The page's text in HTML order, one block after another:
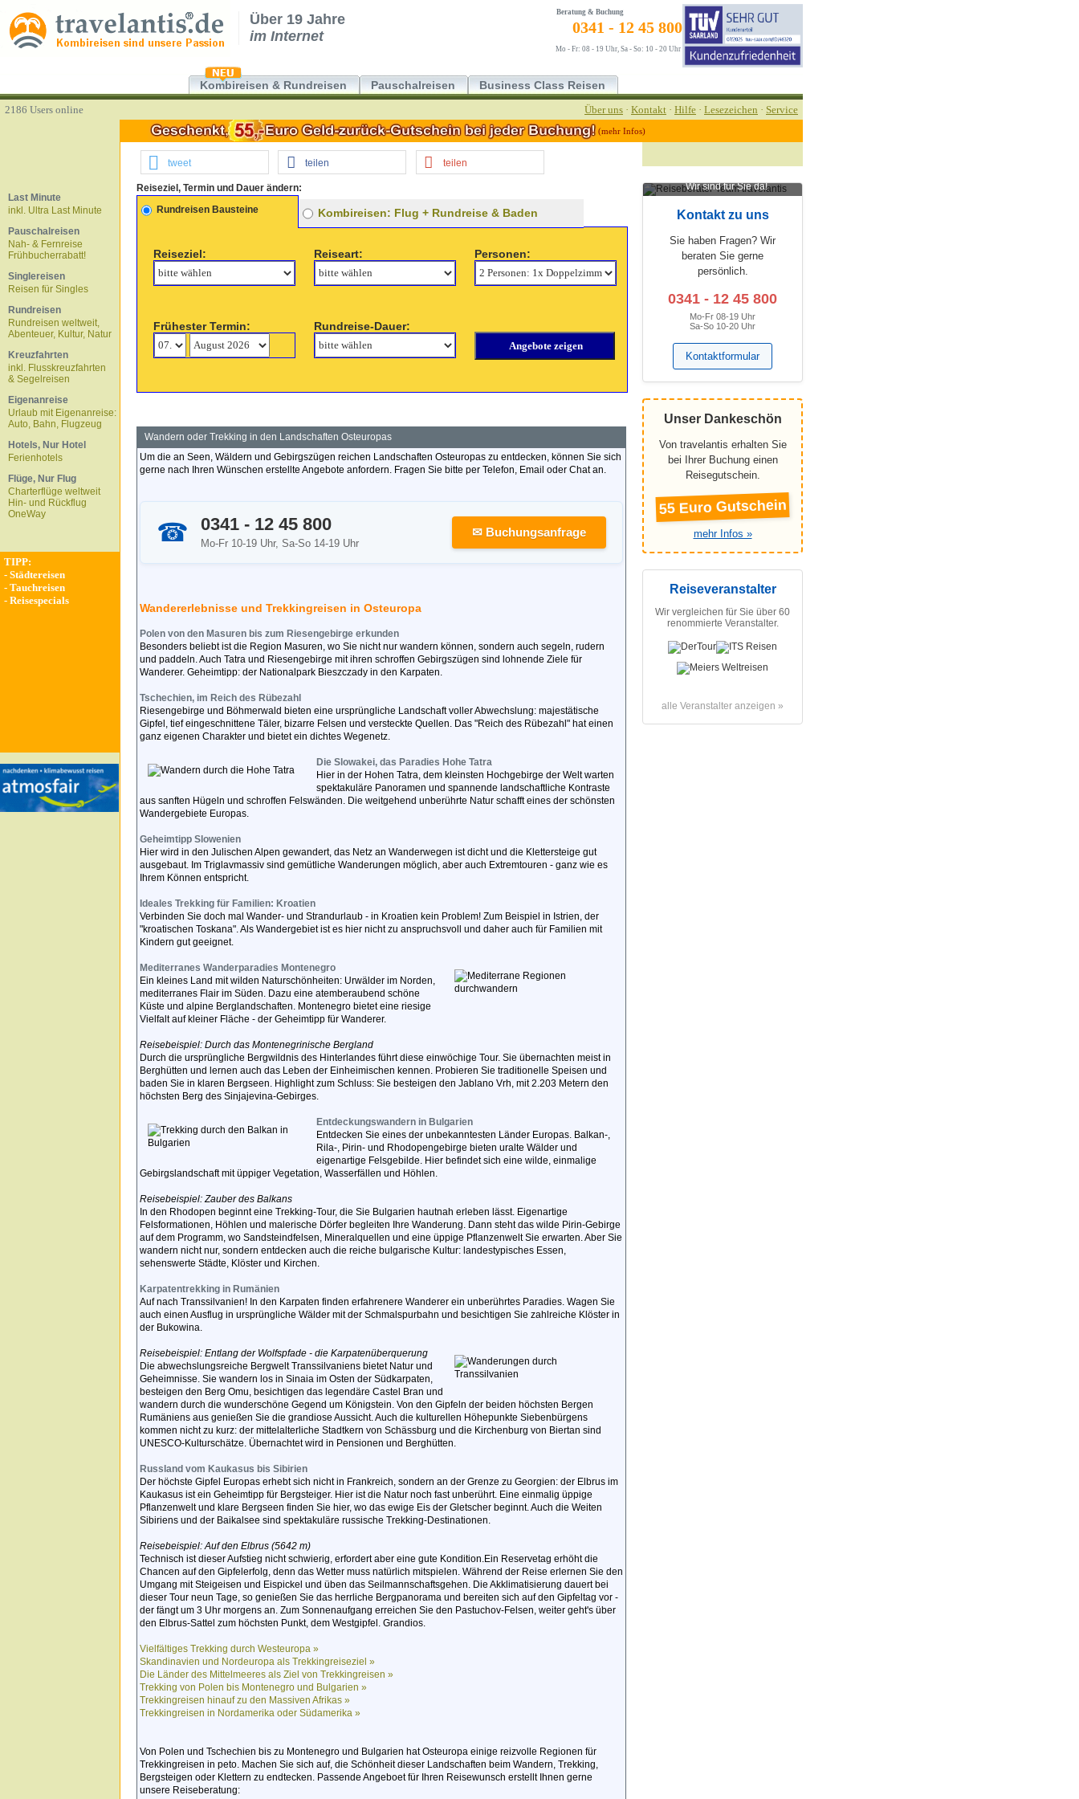
Über 19 Jahre
im Internet
Beratung & Buchung
0341 - 12 45 800
Mo - Fr: 08 - 19 Uhr, Sa - So: 10 - 20 Uhr
Kombireisen & Rundreisen Pauschalreisen Business Class Reisen
2186 Users online Über uns · Kontakt · Hilfe · Lesezeichen · Service
(mehr Infos)
tweet teilen teilen
Last Minute
inkl. Ultra Last Minute
Pauschalreisen
Nah- & Fernreise
Frühbucherrabatt!
Singlereisen
Reisen für Singles
Rundreisen
Rundreisen weltweit,
Abenteuer, Kultur, Natur
Kreuzfahrten
inkl. Flusskreuzfahrten
& Segelreisen
Eigenanreise
Urlaub mit Eigenanreise:
Auto, Bahn, Flugzeug
Hotels, Nur Hotel
Ferienhotels
Flüge, Nur Flug
Charterflüge weltweit
Hin- und Rückflug
OneWay
TIPP:
- Städtereisen
- Tauchreisen
- Reisespecials
Reiseziel, Termin und Dauer ändern:
Rundreisen Bausteine
Kombireisen: Flug + Rundreise & Baden
Reiseziel: Reiseart: Personen:
Frühester Termin: Rundreise-Dauer:
Wandern oder Trekking in den Landschaften Osteuropas
Um die an Seen, Wäldern und Gebirgszügen reichen Landschaften Osteuropas zu entdecken, können Sie sich
gerne nach Ihren Wünschen erstellte Angebote anfordern. Fragen Sie bitte per Telefon, Email oder Chat an.
☎ 0341 - 12 45 800
Mo-Fr 10-19 Uhr, Sa-So 14-19 Uhr
✉ Buchungsanfrage
Wandererlebnisse und Trekkingreisen in Osteuropa
Polen von den Masuren bis zum Riesengebirge erkunden
Besonders beliebt ist die Region Masuren, wo Sie nicht nur wandern können, sondern auch segeln, rudern
und paddeln. Auch Tatra und Riesengebirge mit ihren schroffen Gebirgszügen sind lohnende Ziele für
Wanderer. Geheimtipp: der Nationalpark Bieszczady in den Karpaten.
Tschechien, im Reich des Rübezahl
Riesengebirge und Böhmerwald bieten eine ursprüngliche Landschaft voller Abwechslung: majestätische
Gipfel, tief eingeschnittene Täler, bizarre Felsen und versteckte Quellen. Das "Reich des Rübezahl" hat einen
ganz eigenen Charakter und bietet ein dichtes Wegenetz.
Die Slowakei, das Paradies Hohe Tatra
Hier in der Hohen Tatra, dem kleinsten Hochgebirge der Welt warten
spektakuläre Panoramen und spannende landschaftliche Kontraste
aus sanften Hügeln und schroffen Felswänden. Die weitgehend unberührte Natur schafft eines der schönsten
Wandergebiete Europas.
Geheimtipp Slowenien
Hier wird in den Julischen Alpen gewandert, das Netz an Wanderwegen ist dicht und die Klettersteige gut
ausgebaut. Im Triglavmassiv sind gemütliche Wanderungen möglich, aber auch Extremtouren - ganz wie es
Ihrem Können entspricht.
Ideales Trekking für Familien: Kroatien
Verbinden Sie doch mal Wander- und Strandurlaub - in Kroatien kein Problem! Zum Beispiel in Istrien, der
"kroatischen Toskana". Als Wandergebiet ist es hier nicht zu anspruchsvoll und daher auch für Familien mit
Kindern gut geeignet.
Mediterranes Wanderparadies Montenegro
Ein kleines Land mit wilden Naturschönheiten: Urwälder im Norden,
mediterranes Flair im Süden. Dazu eine atemberaubend schöne
Küste und alpine Berglandschaften. Montenegro bietet eine riesige
Vielfalt auf kleiner Fläche - der Geheimtipp für Wanderer.
Reisebeispiel: Durch das Montenegrinische Bergland
Durch die ursprüngliche Bergwildnis des Hinterlandes führt diese einwöchige Tour. Sie übernachten meist in
Berghütten und lernen auch das Leben der Einheimischen kennen. Probieren Sie traditionelle Speisen und
baden Sie in klaren Bergseen. Highlight zum Schluss: Sie besteigen den Jablano Vrh, mit 2.203 Metern den
höchsten Berg des Sinjajevina-Gebirges.
Entdeckungswandern in Bulgarien
Entdecken Sie eines der unbekanntesten Länder Europas. Balkan-,
Rila-, Pirin- und Rhodopengebirge bieten uralte Wälder und
eigenartige Felsgebilde. Hier befindet sich eine wilde, einmalige
Gebirgslandschaft mit üppiger Vegetation, Wasserfällen und Höhlen.
Reisebeispiel: Zauber des Balkans
In den Rhodopen beginnt eine Trekking-Tour, die Sie Bulgarien hautnah erleben lässt. Eigenartige
Felsformationen, Höhlen und malerische Dörfer begleiten Ihre Wanderung. Dann steht das wilde Pirin-Gebirge
auf dem Programm, wo Sandsteindfelsen, Mineralquellen und eine üppige Pflanzenwelt Sie erwarten. Aber Sie
wandern nicht nur, sondern entdecken auch die reiche bulgarische Kultur: landestypisches Essen,
sehenswerte Städte, Klöster und Kirchen.
Karpatentrekking in Rumänien
Auf nach Transsilvanien! In den Karpaten finden erfahrenere Wanderer ein unberührtes Paradies. Wagen Sie
auch einen Ausflug in ursprüngliche Wälder mit der Schmalspurbahn und besichtigen Sie zahlreiche Klöster in
der Bukowina.
Reisebeispiel: Entlang der Wolfspfade - die Karpatenüberquerung
Die abwechslungsreiche Bergwelt Transsilvaniens bietet Natur und
Geheimnisse. Sie wandern los in Sinaia im Osten der Südkarpaten,
besteigen den Berg Omu, besichtigen das legendäre Castel Bran und
wandern durch die wunderschöne Gegend um Königstein. Von den Gipfeln der beiden höchsten Bergen
Rumäniens aus genießen Sie die grandiose Aussicht. Auch die kulturellen Höhepunkte Siebenbürgens
kommen nicht zu kurz: der mittelalterliche Stadtkern von Schässburg und die Kirchenburg von Biertan sind
UNESCO-Kulturschätze. Übernachtet wird in Pensionen und Berghütten.
Russland vom Kaukasus bis Sibirien
Der höchste Gipfel Europas erhebt sich nicht in Frankreich, sondern an der Grenze zu Georgien: der Elbrus im
Kaukasus ist ein Geheimtipp für Bergsteiger. Hier ist die Natur noch fast unberührt. Eine einmalig üppige
Pflanzenwelt und klare Bergseen finden Sie hier, wo das ewige Eis der Gletscher beginnt. Auch die Weiten
Sibiriens und der Baikalsee sind spektakuläre russische Trekking-Destinationen.
Reisebeispiel: Auf den Elbrus (5642 m)
Technisch ist dieser Aufstieg nicht schwierig, erfordert aber eine gute Kondition.Ein Reservetag erhöht die
Chancen auf den Gipfelerfolg, denn das Wetter muss natürlich mitspielen. Während der Reise erlernen Sie den
Umgang mit Steigeisen und Eispickel und üben das Seilmannschaftsgehen. Die Akklimatisierung dauert bei
dieser Tour neun Tage, so genießen Sie das herrliche Bergpanorama und bereiten sich auf den Gipfeltag vor -
der fängt um 3 Uhr morgens an. Zum Sonnenaufgang erreichen Sie den Pastuchov-Felsen, weiter geht's über
den Elbrus-Sattel zum höchsten Punkt, dem Westgipfel. Grandios.
Vielfältiges Trekking durch Westeuropa »
Skandinavien und Nordeuropa als Trekkingreiseziel »
Die Länder des Mittelmeeres als Ziel von Trekkingreisen »
Trekking von Polen bis Montenegro und Bulgarien »
Trekkingreisen hinauf zu den Massiven Afrikas »
Trekkingreisen in Nordamerika oder Südamerika »
Von Polen und Tschechien bis zu Montenegro und Bulgarien hat Osteuropa einige reizvolle Regionen für
Trekkingreisen in peto. Machen Sie sich auf, die Schönheit dieser Landschaften beim Wandern, Trekking,
Bergsteigen oder Klettern zu endtecken. Passende Angeboet für Ihren Reisewunsch erstellt Ihnen gerne
unsere Reiseberatung:
Wir sind für Sie da!
Kontakt zu uns
Sie haben Fragen? Wir
beraten Sie gerne
persönlich.
0341 - 12 45 800
Mo-Fr 08-19 Uhr
Sa-So 10-20 Uhr
Kontaktformular
Unser Dankeschön
Von travelantis erhalten Sie
bei Ihrer Buchung einen
Reisegutschein.
55 Euro Gutschein
mehr Infos »
Reiseveranstalter
Wir vergleichen für Sie über 60
renommierte Veranstalter.
alle Veranstalter anzeigen »